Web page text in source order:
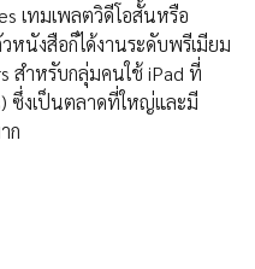
เทมเพลตวิดีโอสั้นหรือ
หนังสือก็ได้งานระดับพรีเมียม
สำหรับกลุ่มคนใช้ iPad ที่
ซึ่งเป็นตลาดที่ใหญ่และมี
ก